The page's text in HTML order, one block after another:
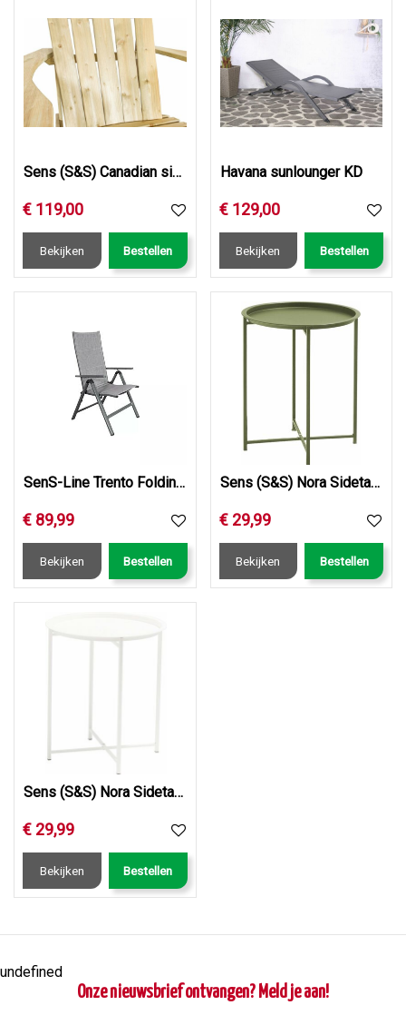
Sens (S&S) Canadian single relax impregnated FSC mix credit
€ 119,00
Bekijken Bestellen
Havana sunlounger KD
€ 129,00
Bekijken Bestellen
SenS-Line Trento Folding Chair
€ 89,99
Bekijken Bestellen
Sens (S&S) Nora Sidetable Olive Green
€ 29,99
Bekijken Bestellen
Sens (S&S) Nora Sidetable White
€ 29,99
Bekijken Bestellen
undefined
Onze nieuwsbrief ontvangen? Meld je aan!